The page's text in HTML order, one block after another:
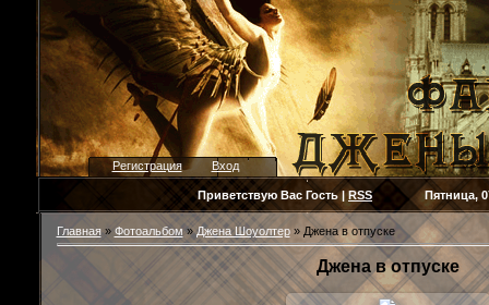
Регистрация Вход
Приветствую Вас Гость | RSSПятница,
Главная» Фотоальбом»Джена Шоуолтер» Джена в отпуске
Джена в отпуске